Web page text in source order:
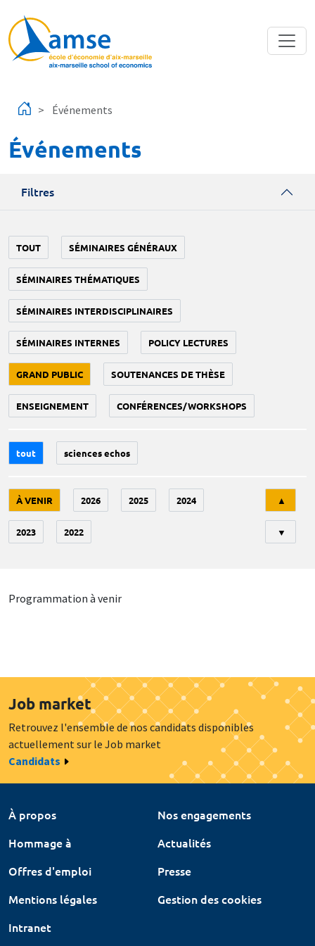
Événements
Événements
Filtres
TOUT SÉMINAIRES GÉNÉRAUX
SÉMINAIRES THÉMATIQUES
SÉMINAIRES INTERDISCIPLINAIRES
SÉMINAIRES INTERNES POLICY LECTURES
GRAND PUBLIC SOUTENANCES DE THÈSE
ENSEIGNEMENT CONFÉRENCES/WORKSHOPS
tout sciences echos
À VENIR 2026 2025 2024
2023 2022
▲
▼
Programmation à venir
Job market
Retrouvez l'ensemble de nos candidats disponibles
actuellement sur le Job market
Candidats
À propos
Nos engagements
Hommage à
Actualités
Offres d'emploi
Presse
Mentions légales
Gestion des cookies
Intranet